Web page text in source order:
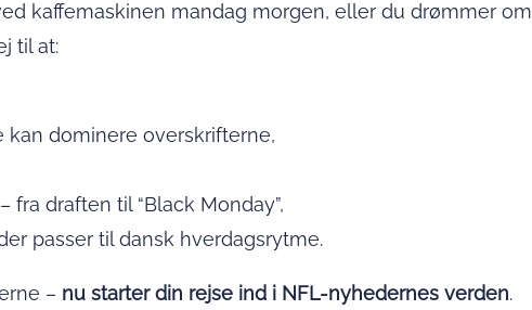
kaffemaskinen mandag morgen, eller du drømmer
til at:
dominere overskrifterne,
draften til “Black Monday”,
passer til dansk hverdagsrytme.
– nu starter din rejse ind i NFL-nyhedernes verden.